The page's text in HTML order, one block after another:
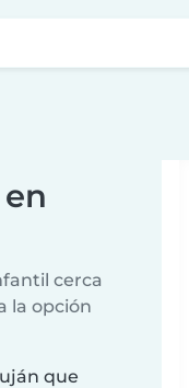
cerca
la opción
que